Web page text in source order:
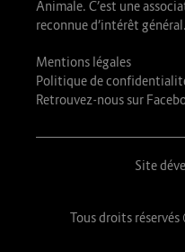
Animale. C’est une
reconnue d’intérêt général.
Mentions légales
Politique de
Retrouvez-nous sur
Site
Tous droits